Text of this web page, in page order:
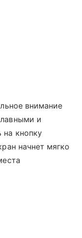
внимание
и
кнопку
начнет мягко